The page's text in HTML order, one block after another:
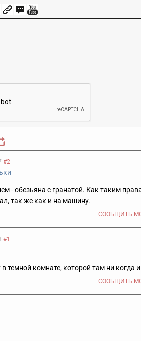
#2
- обезьяна с гранатой. Как таким
так же как и на машину.
СООБЩИТЬ
#1
темной комнате, которой там ни когда
СООБЩИТЬ